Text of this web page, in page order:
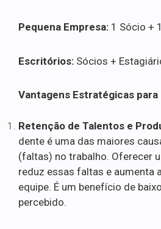
Pequena Empresa: 1 Sócio +
Escritórios: Sócios +
Vantagens Estratégicas para
Retenção de Talentos e
dente é uma das maiores
(faltas) no trabalho. Oferecer
reduz essas faltas e aumenta
equipe. É um benefício de
percebido.